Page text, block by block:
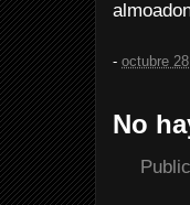
- octubre
No